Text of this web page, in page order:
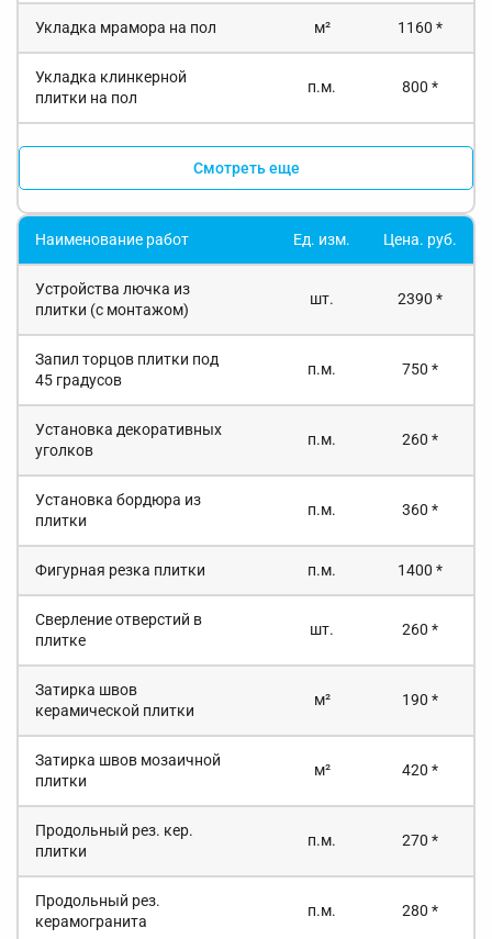
Укладка мрамора на пол м² 1160 *
Укладка клинкерной
плитки на пол
п.м. 800 *
Смотреть еще
Наименование работ Ед. изм. Цена. руб.
Устройства лючка из
плитки (с монтажом)
шт. 2390 *
Запил торцов плитки под
45 градусов
п.м. 750 *
Установка декоративных
уголков
п.м. 260 *
Установка бордюра из
плитки
п.м. 360 *
Фигурная резка плитки п.м. 1400 *
Сверление отверстий в
плитке
шт. 260 *
Затирка швов
керамической плитки
м² 190 *
Затирка швов мозаичной
плитки
м² 420 *
Продольный рез. кер.
плитки
п.м. 270 *
Продольный рез.
керамогранита
п.м. 280 *